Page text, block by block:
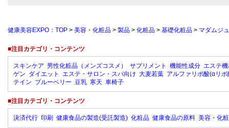
健康美容EXPO：TOP > 美容・化粧品 > 製品 > 化粧品 > 基礎化粧品 > マダムジ
■注目カテゴリ・コンテンツ
スキンケア 男性化粧品（メンズコスメ） サプリメント 機能性成分 エステ
ゲン ダイエット エステ・サロン・スパ向け 大麦若葉 アルファリポ酸(αリポ
テイン ブルーベリー 豆乳 寒天 車椅子
■注目カテゴリ・コンテンツ
決済代行 印刷 健康食品の製造(受託製造) 化粧品 健康食品の原料 美容・化